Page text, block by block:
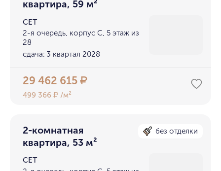
квартира, 59 м²
СЕТ
2-я очередь, корпус С, 5 этаж из
28
сдача: 3 квартал 2028
29 462 615₽
499 366₽ /м²
2-комнатная
квартира, 53 м²
без отделки
СЕТ